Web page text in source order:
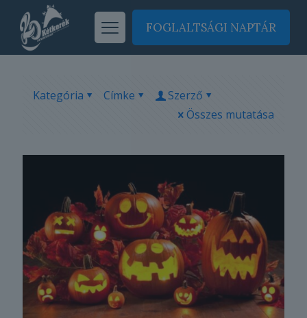
FOGLALTSÁGI NAPTÁR
Kategória Címke
Szerző
Összes mutatása